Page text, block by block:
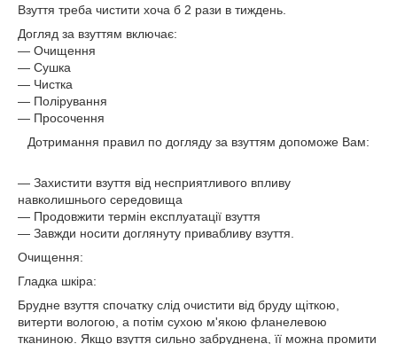
Взуття треба чистити хоча б 2 рази в тиждень.
Догляд за взуттям включає:
― Очищення
― Сушка
― Чистка
― Полірування
― Просочення
Дотримання правил по догляду за взуттям допоможе Вам:
― Захистити взуття від несприятливого впливу
навколишнього середовища
― Продовжити термін експлуатації взуття
― Завжди носити доглянуту привабливу взуття.
Очищення:
Гладка шкіра:
Брудне взуття спочатку слід очистити від бруду щіткою,
витерти вологою, а потім сухою м'якою фланелевою
тканиною. Якщо взуття сильно забруднена, її можна промити